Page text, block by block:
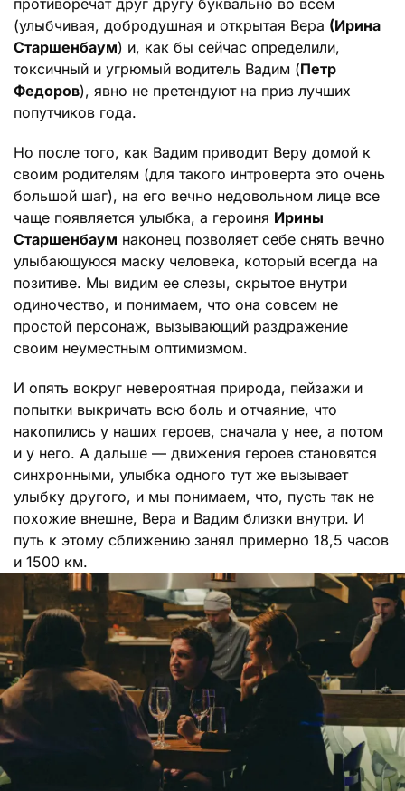
противоречат друг другу буквально во всем
(улыбчивая, добродушная и открытая Вера (Ирина
Старшенбаум) и, как бы сейчас определили,
токсичный и угрюмый водитель Вадим (Петр
Федоров), явно не претендуют на приз лучших
попутчиков года.
Но после того, как Вадим приводит Веру домой к
своим родителям (для такого интроверта это очень
большой шаг), на его вечно недовольном лице все
чаще появляется улыбка, а героиня Ирины
Старшенбаум наконец позволяет себе снять вечно
улыбающуюся маску человека, который всегда на
позитиве. Мы видим ее слезы, скрытое внутри
одиночество, и понимаем, что она совсем не
простой персонаж, вызывающий раздражение
своим неуместным оптимизмом.
И опять вокруг невероятная природа, пейзажи и
попытки выкричать всю боль и отчаяние, что
накопились у наших героев, сначала у нее, а потом
и у него. А дальше — движения героев становятся
синхронными, улыбка одного тут же вызывает
улыбку другого, и мы понимаем, что, пусть так не
похожие внешне, Вера и Вадим близки внутри. И
путь к этому сближению занял примерно 18,5 часов
и 1500 км.